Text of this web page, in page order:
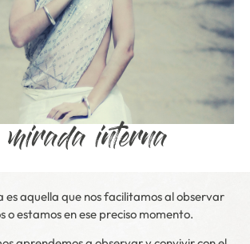
mirada interna
aquella que nos facilitamos al observar
o estamos en ese preciso momento.